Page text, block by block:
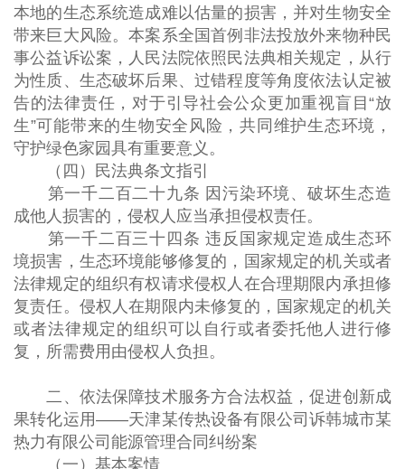
本地的生态系统造成难以估量的损害，并对生物安全
带来巨大风险。本案系全国首例非法投放外来物种民
事公益诉讼案，人民法院依照民法典相关规定，从行
为性质、生态破坏后果、过错程度等角度依法认定被
告的法律责任，对于引导社会公众更加重视盲目“放
生”可能带来的生物安全风险，共同维护生态环境，
守护绿色家园具有重要意义。
（四）民法典条文指引
第一千二百二十九条 因污染环境、破坏生态造
成他人损害的，侵权人应当承担侵权责任。
第一千二百三十四条 违反国家规定造成生态环
境损害，生态环境能够修复的，国家规定的机关或者
法律规定的组织有权请求侵权人在合理期限内承担修
复责任。侵权人在期限内未修复的，国家规定的机关
或者法律规定的组织可以自行或者委托他人进行修
复，所需费用由侵权人负担。
二、依法保障技术服务方合法权益，促进创新成
果转化运用——天津某传热设备有限公司诉韩城市某
热力有限公司能源管理合同纠纷案
（一）基本案情